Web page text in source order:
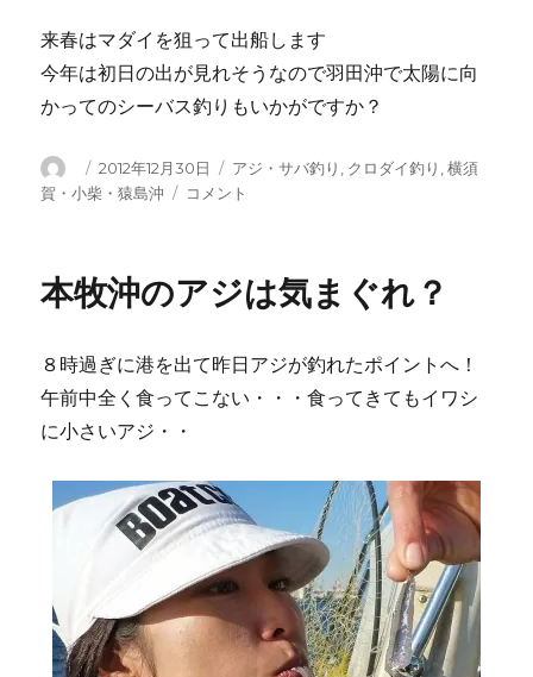
来春はマダイを狙って出船します
今年は初日の出が見れそうなので羽田沖で太陽に向
かってのシーバス釣りもいかがですか？
投
稿
投
稿
2012年12月30日
カ
テ
アジ・サバ釣り クロダイ釣り ,横須
賀・小柴・猿島沖
久
の
沖・・
52cm
ダ
イ・
ア
は
入
れ
コメント
本牧沖のアジは気まぐれ？
８時過ぎに港を出て昨日アジが釣れたポイントへ！
午前中全く食ってこない・・・食ってきてもイワシ
に小さいアジ・・